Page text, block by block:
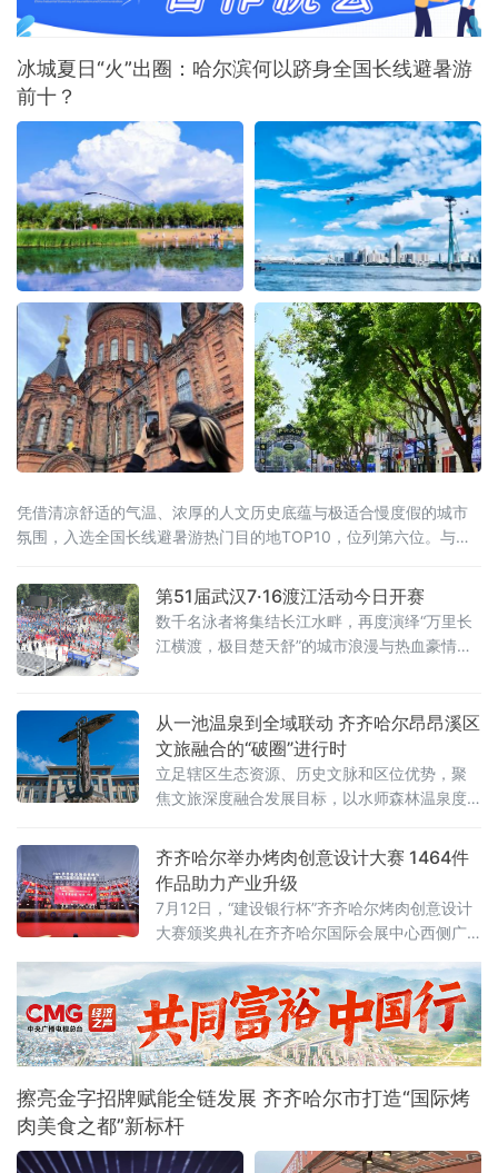
冰城夏日“火”出圈：哈尔滨何以跻身全国长线避暑游
前十？
凭借清凉舒适的气温、浓厚的人文历史底蕴与极适合慢度假的城市
氛围，入选全国长线避暑游热门目的地TOP10，位列第六位。与此
双上榜，让“避暑胜地·清凉龙江”的品牌在这个夏天格外耀眼。“天然
空调”是最硬核的底牌当全国多地持续“炙烤”模式，哈尔滨的清凉堪
称
第51届武汉7·16渡江活动今日开赛
数千名泳者将集结长江水畔，再度演绎“万里长
江横渡，极目楚天舒”的城市浪漫与热血豪情。
性与全民参与性。参赛选手均在武昌汉阳门1号
明口码头下水，个人抢渡长江挑战赛至汉阳南
岸嘴起水，全程游程约1800米，经过十
从一池温泉到全域联动 齐齐哈尔昂昂溪区
文旅融合的“破圈”进行时
立足辖区生态资源、历史文脉和区位优势，聚
焦文旅深度融合发展目标，以水师森林温泉度
赛事、涉外交流、历史街区、文物遗址多元文
旅资源，破除单点运营、季节受限、业态分散
发展瓶颈，探索特色化、全季节、全域化文旅
融合发展新路径，推动辖区文旅产业从单点景
区提质向全域业态联动升级，激活区域文
齐齐哈尔举办烤肉创意设计大赛 1464件
作品助力产业升级
7月12日，“建设银行杯”齐齐哈尔烤肉创意设计
大赛颁奖典礼在齐齐哈尔国际会展中心西侧广
共收到有效参赛作品1464件，旨在通过创意设
计赋能烤肉产业，推动本土品牌提质升级。地
方有关部门负责人、高校师生、设计从业者、
餐饮企业代表及媒体记者参加典礼，共同见证
化展开交
擦亮金字招牌赋能全链发展 齐齐哈尔市打造“国际烤
肉美食之都”新标杆